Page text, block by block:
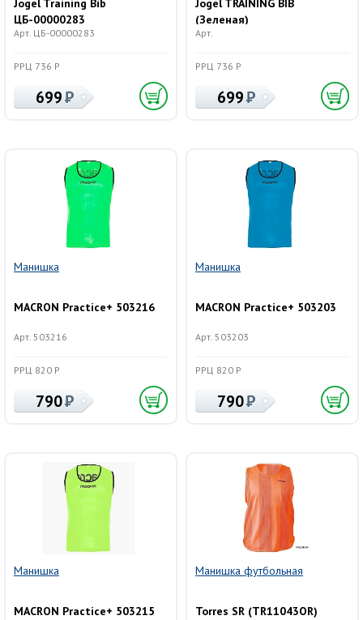
Jogel Training Bib
ЦБ-00000283
Арт. ЦБ-00000283
РРЦ 736 Р
699
Jogel TRAINING BIB
(Зеленая)
Арт.
РРЦ 736 Р
699
Манишка
MACRON Practice+ 503216
Арт. 503216
РРЦ 820 Р
790
Манишка
MACRON Practice+ 503203
Арт. 503203
РРЦ 820 Р
790
Манишка
MACRON Practice+ 503215
Манишка футбольная
Torres SR (TR11043OR)